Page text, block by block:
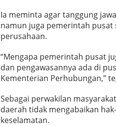
Ia meminta agar tanggung
namun juga pemerintah pusat
perusahaan.
“Mengapa pemerintah pusat
dan pengawasannya ada di
Kementerian Perhubungan,”
Sebagai perwakilan
daerah tidak mengabaikan
keselamatan.